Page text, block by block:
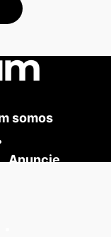
somos
Anuncie